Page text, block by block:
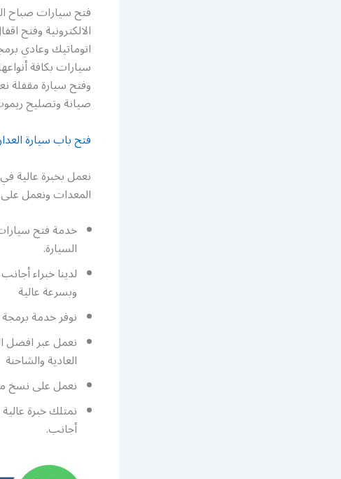
فتح سيارات صباح
الالكترونية وفتح
اتوماتيك وعادي
سيارات بكافة
وفتح سيارة
صيانة وتصليح
فتح باب سيارة
نعمل بخبرة عالية
المعدات ونعمل على
خدمة فتح
السيارة.
لدينا خبراء
وبسرعة عالية
نوفر خدمة
نعمل عبر افضل
العادية والشاحنة
نعمل على نسخ
نمتلك خبرة
أجانب.